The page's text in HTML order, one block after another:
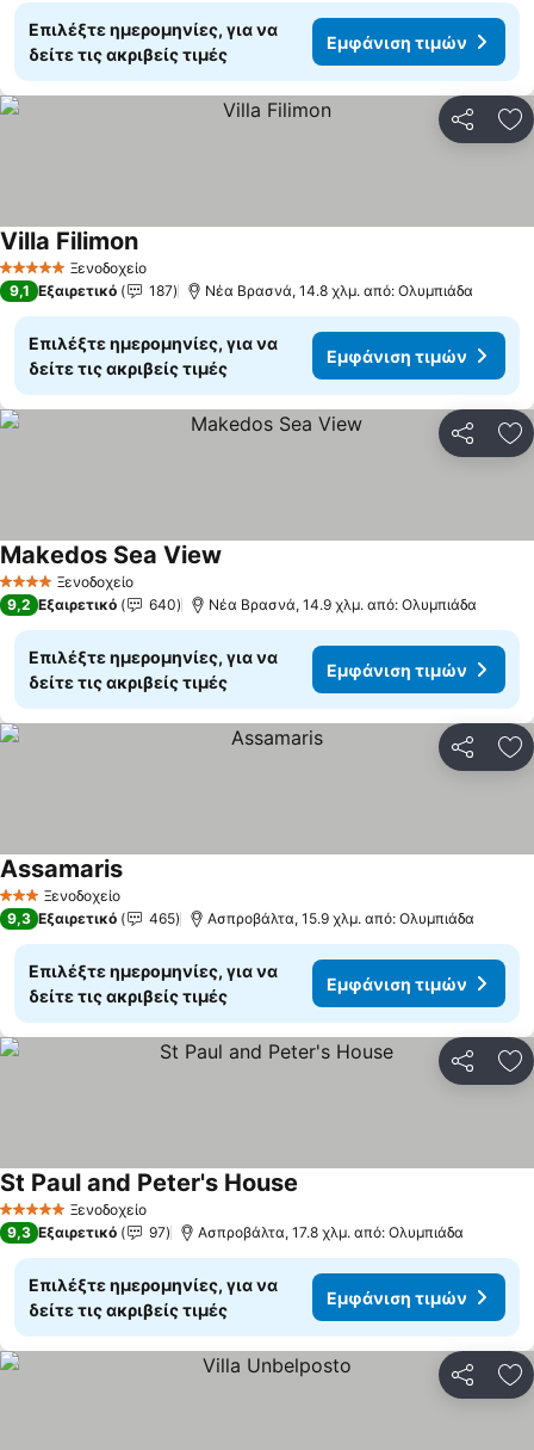
Επιλέξτε ημερομηνίες, για να
δείτε τις ακριβείς τιμές
Εμφάνιση τιμών
5 Αστέρια Ξενοδοχείο
Villa FilimonΕμφάνιση τιμών
9,1 Εξαιρετικό 187 Νέα Βρασνά, 14.8 χλμ. από: Ολυμπιάδα
Επιλέξτε ημερομηνίες, για να
δείτε τις ακριβείς τιμές
Εμφάνιση τιμών
4 ΑστέριαΞενοδοχείο
Makedos Sea View
9,2 Εξαιρετικό 640 Νέα Βρασνά, 14.9 χλμ. από: Ολυμπιάδα
Επιλέξτε ημερομηνίες, για να
δείτε τις ακριβείς τιμές
Εμφάνιση τιμών
3 ΑστέριαΞενοδοχείο
AssamarisΕμφάνιση τιμών
9,3 Εξαιρετικό 465 Ασπροβάλτα, 15.9 χλμ. από: Ολυμπιάδα
Επιλέξτε ημερομηνίες, για να
δείτε τις ακριβείς τιμές
Εμφάνιση τιμών
5 Αστέρια Ξενοδοχείο
St Paul and Peter's House
9,3 Εξαιρετικό 97 Ασπροβάλτα, 17.8 χλμ. από: Ολυμπιάδα
Επιλέξτε ημερομηνίες, για να
δείτε τις ακριβείς τιμές
Εμφάνιση τιμών